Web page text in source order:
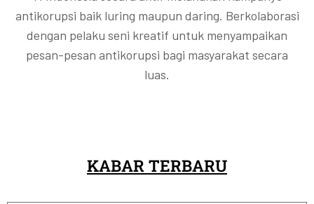
antikorupsi baik luring maupun daring. Berkolaborasi
dengan pelaku seni kreatif untuk menyampaikan
pesan-pesan antikorupsi bagi masyarakat secara
luas.
KABAR TERBARU